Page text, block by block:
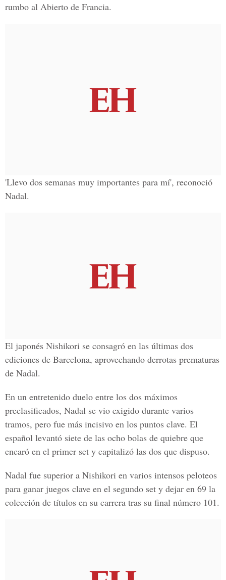
rumbo al Abierto de Francia.
'Llevo dos semanas muy importantes para mí', reconoció
Nadal.
El japonés Nishikori se consagró en las últimas dos
ediciones de Barcelona, aprovechando derrotas prematuras
de Nadal.
En un entretenido duelo entre los dos máximos
preclasificados, Nadal se vio exigido durante varios
tramos, pero fue más incisivo en los puntos clave. El
español levantó siete de las ocho bolas de quiebre que
encaró en el primer set y capitalizó las dos que dispuso.
Nadal fue superior a Nishikori en varios intensos peloteos
para ganar juegos clave en el segundo set y dejar en 69 la
colección de títulos en su carrera tras su final número 101.